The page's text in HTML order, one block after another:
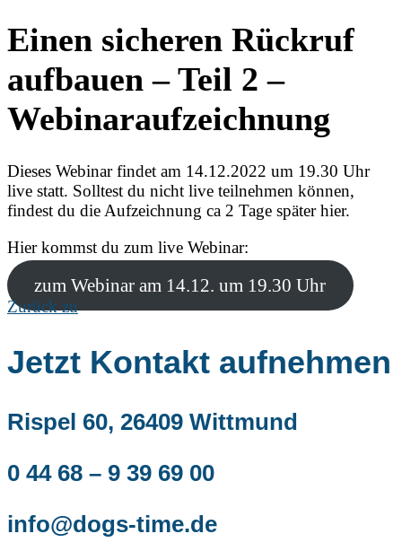
Einen sicheren Rückruf
aufbauen – Teil 2 –
Webinaraufzeichnung
Dieses Webinar findet am 14.12.2022 um 19.30 Uhr
live statt. Solltest du nicht live teilnehmen können,
findest du die Aufzeichnung ca 2 Tage später hier.
Hier kommst du zum live Webinar:
zum Webinar am 14.12. um 19.30 Uhr
Zurück zu
Jetzt Kontakt aufnehmen
Rispel 60, 26409 Wittmund
0 44 68 – 9 39 69 00
info@dogs-time.de